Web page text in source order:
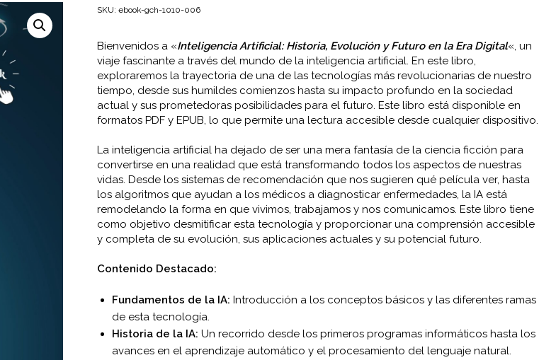
original
era:
$22.000.
actual
es:
$17.600.
SKU: ebook-gch-1010-006
Bienvenidos a «Inteligencia Artificial: Historia, Evolución y Futuro en la Era Digital«, un
viaje fascinante a través del mundo de la inteligencia artificial. En este libro,
exploraremos la trayectoria de una de las tecnologías más revolucionarias de nuestro
tiempo, desde sus humildes comienzos hasta su impacto profundo en la sociedad
actual y sus prometedoras posibilidades para el futuro. Este libro está disponible en
formatos PDF y EPUB, lo que permite una lectura accesible desde cualquier dispositivo.
La inteligencia artificial ha dejado de ser una mera fantasía de la ciencia ficción para
convertirse en una realidad que está transformando todos los aspectos de nuestras
vidas. Desde los sistemas de recomendación que nos sugieren qué película ver, hasta
los algoritmos que ayudan a los médicos a diagnosticar enfermedades, la IA está
remodelando la forma en que vivimos, trabajamos y nos comunicamos. Este libro tiene
como objetivo desmitificar esta tecnología y proporcionar una comprensión accesible
y completa de su evolución, sus aplicaciones actuales y su potencial futuro.
Contenido Destacado:
Fundamentos de la IA: Introducción a los conceptos básicos y las diferentes ramas
de esta tecnología.
Historia de la IA: Un recorrido desde los primeros programas informáticos hasta los
avances en el aprendizaje automático y el procesamiento del lenguaje natural.